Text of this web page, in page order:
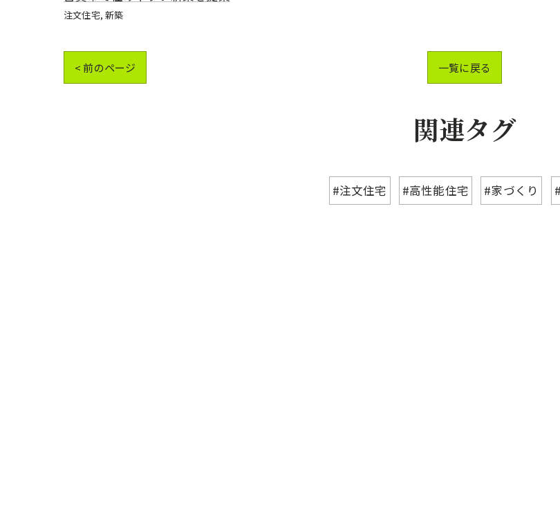
注文住宅 新築
< 前のページ 一覧に戻る
関連タグ
#注文住宅 #高性能住宅 #家づくり